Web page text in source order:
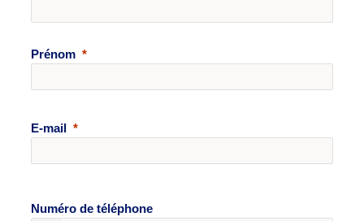
Prénom
E-mail
Numéro de téléphone